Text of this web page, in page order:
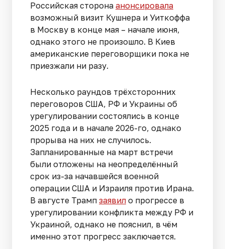
Российская сторона анонсировала
возможный визит Кушнера и Уиткоффа
в Москву в конце мая – начале июня,
однако этого не произошло. В Киев
американские переговорщики пока не
приезжали ни разу.
Несколько раундов трёхсторонних
переговоров США, РФ и Украины об
урегулировании состоялись в конце
2025 года и в начале 2026-го, однако
прорыва на них не случилось.
Запланированные на март встречи
были отложены на неопределённый
срок из-за начавшейся военной
операции США и Израиля против Ирана.
В августе Трамп заявил о прогрессе в
урегулировании конфликта между РФ и
Украиной, однако не пояснил, в чём
именно этот прогресс заключается.